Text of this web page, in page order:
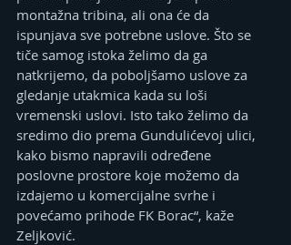
montažna tribina, ali ona će da
ispunjava sve potrebne uslove. Što se
tiče samog istoka želimo da ga
natkrijemo, da poboljšamo uslove za
gledanje utakmica kada su loši
vremenski uslovi. Isto tako želimo da
sredimo dio prema Gundulićevoj ulici,
kako bismo napravili određene
poslovne prostore koje možemo da
izdajemo u komercijalne svrhe i
povećamo prihode FK Borac“, kaže
Zeljković.